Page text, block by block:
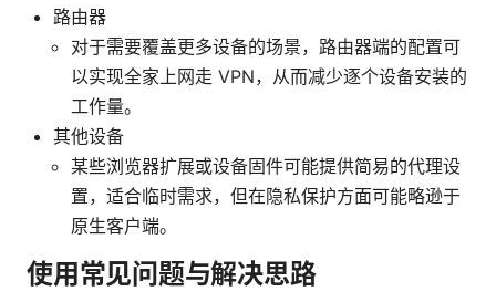
路由器
对于需要覆盖更多设备的场景，路由器端的配置可
以实现全家上网走 VPN，从而减少逐个设备安装的
工作量。
其他设备
某些浏览器扩展或设备固件可能提供简易的代理设
置，适合临时需求，但在隐私保护方面可能略逊于
原生客户端。
使用常见问题与解决思路